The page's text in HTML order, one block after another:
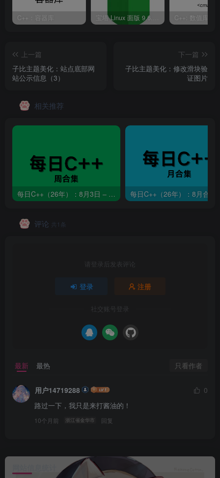
C++：容器库 C++: 数值库
上一篇
子比主题美化：站点底部网
站公示信息（3）
下一篇
子比主题美化：修改滑块验
证图片
相关推荐
每日C++（26年）：8月3日 – 8月9日 每日C++（26年）：8月合集
评论 共1条
请登录后发表评论
登录 注册
社交账号登录
最新 最热 只看作者
用户14719288
0
路过一下，我只是来打酱油的！
10个月前 浙江省金华市 回复